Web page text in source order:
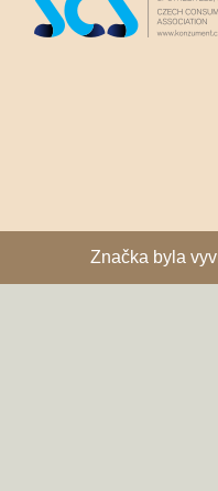
Značka byla